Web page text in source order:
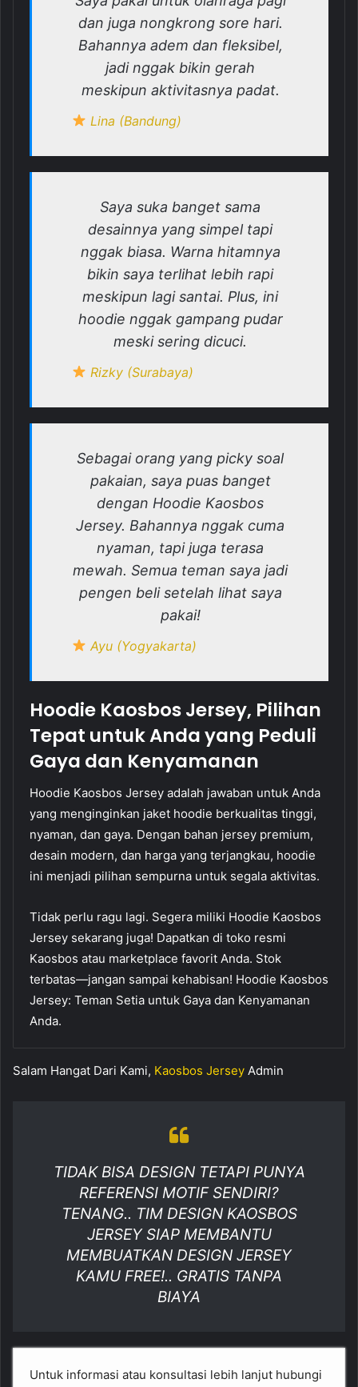
dan juga nongkrong sore hari.
Bahannya adem dan fleksibel,
jadi nggak bikin gerah
meskipun aktivitasnya padat.
Lina (Bandung)
Saya suka banget sama
desainnya yang simpel tapi
nggak biasa. Warna hitamnya
bikin saya terlihat lebih rapi
meskipun lagi santai. Plus, ini
hoodie nggak gampang pudar
meski sering dicuci.
Rizky (Surabaya)
Sebagai orang yang picky soal
pakaian, saya puas banget
dengan Hoodie Kaosbos
Jersey. Bahannya nggak cuma
nyaman, tapi juga terasa
mewah. Semua teman saya jadi
pengen beli setelah lihat saya
pakai!
Ayu (Yogyakarta)
Hoodie Kaosbos Jersey, Pilihan
Tepat untuk Anda yang Peduli
Gaya dan Kenyamanan
Hoodie Kaosbos Jersey adalah jawaban untuk Anda
yang menginginkan jaket hoodie berkualitas tinggi,
nyaman, dan gaya. Dengan bahan jersey premium,
desain modern, dan harga yang terjangkau, hoodie
ini menjadi pilihan sempurna untuk segala aktivitas.
Tidak perlu ragu lagi. Segera miliki Hoodie Kaosbos
Jersey sekarang juga! Dapatkan di toko resmi
Kaosbos atau marketplace favorit Anda. Stok
terbatas—jangan sampai kehabisan! Hoodie Kaosbos
Jersey: Teman Setia untuk Gaya dan Kenyamanan
Anda.
Salam Hangat Dari Kami, Kaosbos Jersey Admin
TIDAK BISA DESIGN TETAPI PUNYA
REFERENSI MOTIF SENDIRI?
TENANG.. TIM DESIGN KAOSBOS
JERSEY SIAP MEMBANTU
MEMBUATKAN DESIGN JERSEY
KAMU FREE!.. GRATIS TANPA
BIAYA
Untuk informasi atau konsultasi lebih lanjut hubungi